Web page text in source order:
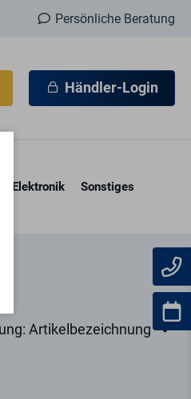
Persönliche Beratung
Händler-Login
Elektronik Sonstiges